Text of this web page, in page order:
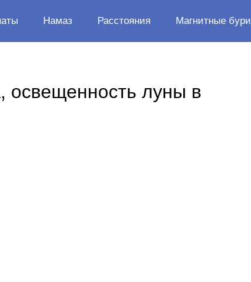
Намаз Расстояния Магнитные бури
освещенность луны в